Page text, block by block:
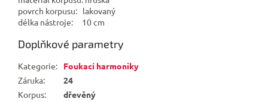
povrch korpusu: lakovaný
délka nástroje: 10 cm
Doplňkové parametry
Kategorie:
Foukací harmoniky
Záruka:
24
Korpus:
dřevěný